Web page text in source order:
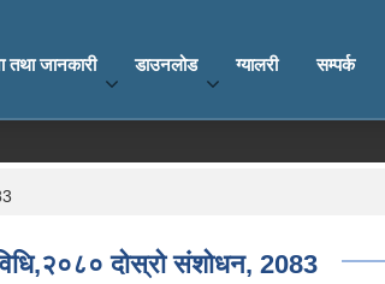
तथा जानकारी डाउनलोड ग्यालरी सम्पर्क
दोस्रो संशोधन, 2083